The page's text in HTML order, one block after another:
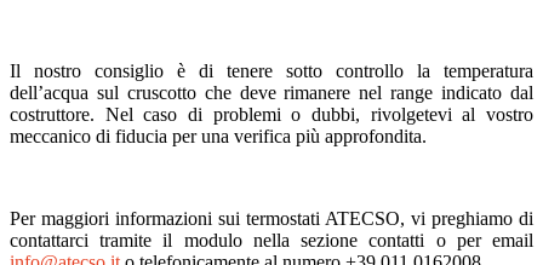
Il nostro consiglio è di tenere sotto controllo la temperatura
dell’acqua sul cruscotto che deve rimanere nel range indicato dal
costruttore. Nel caso di problemi o dubbi, rivolgetevi al vostro
meccanico di fiducia per una verifica più approfondita.
Per maggiori informazioni sui termostati ATECSO, vi preghiamo di
contattarci tramite il modulo nella sezione contatti o per email